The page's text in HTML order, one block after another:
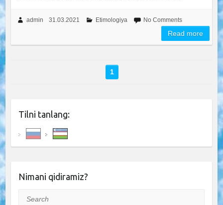
admin 31.03.2021 Etimologiya No Comments
Read more
1
Tilni tanlang:
Nimani qidiramiz?
Search